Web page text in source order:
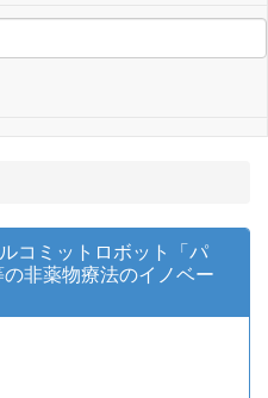
コミットロボット「パ
非薬物療法のイノベー